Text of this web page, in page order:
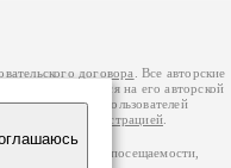
договора
. Все авторские
обратиться на его авторской
. Данные пользователей
связаться с администрацией
счетчика посещаемости,